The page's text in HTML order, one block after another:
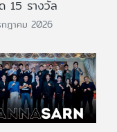
15 รางวัล
ฎาคม 2026